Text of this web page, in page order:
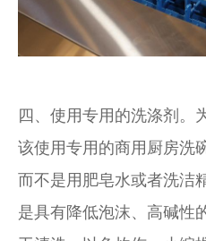
四、使用专用的洗涤剂。
该使用专用的商用厨房洗
而不是用肥皂水或者洗洁
是具有降低泡沫、高碱性